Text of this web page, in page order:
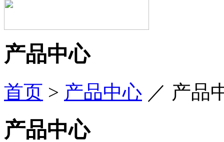
产品中心
首页 > 产品中心 ／ 产品
产品中心